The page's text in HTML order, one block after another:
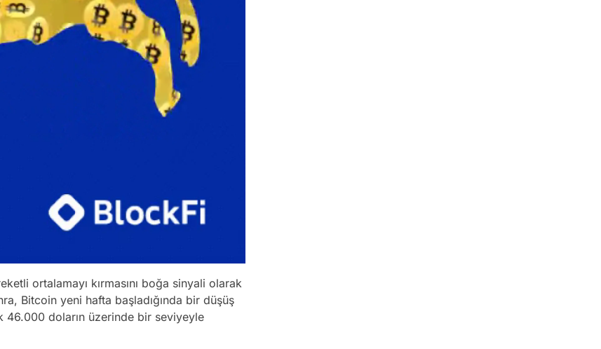
ortalamayı kırmasını boğa sinyali olarak
Bitcoin yeni hafta başladığında bir düşüş
46.000 doların üzerinde bir seviyeyle